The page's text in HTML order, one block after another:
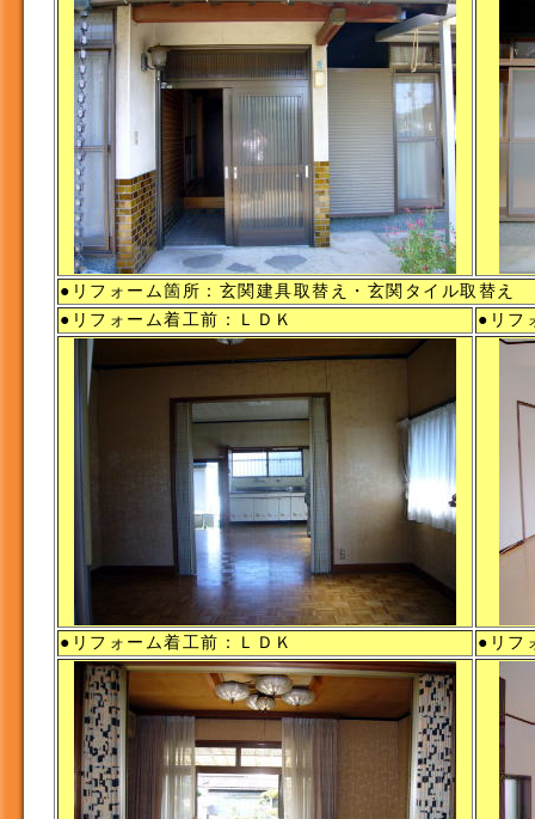
●リフォーム箇所：玄関建具取替え・玄関タイル取替え
●リフォーム着工前：ＬＤＫ
●リフ
●リフォーム着工前：ＬＤＫ ●リフ